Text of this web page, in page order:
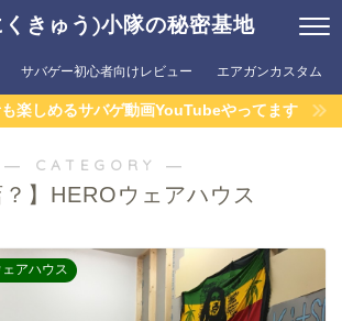
きゅう)小隊の秘密基地
サバゲー初心者向けレビュー エアガンカスタム
楽しめるサバゲ動画YouTubeやってます
― CATEGORY ―
？】HEROウェアハウス
ェアハウス